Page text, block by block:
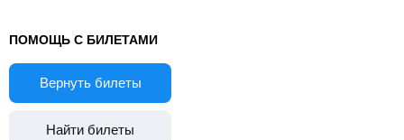
ПОМОЩЬ С БИЛЕТАМИ
Вернуть билеты
Найти билеты